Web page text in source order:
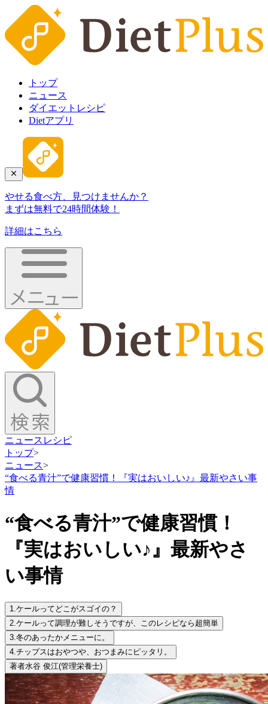
トップ
ニュース
ダイエットレシピ
Dietアプリ
やせる食べ方、見つけませんか？
まずは無料で24時間体験！
詳細はこちら
ニュース レシピ
トップ>
ニュース>
“食べる青汁”で健康習慣！『実はおいしい♪』最新やさい事
情
“食べる青汁”で健康習慣！
『実はおいしい♪』最新やさ
い事情
1.ケールってどこがスゴイの？
2.ケールって調理が難しそうですが、このレシピなら超簡単
3.冬のあったかメニューに。
4.チップスはおやつや、おつまみにピッタリ。
著者水谷 俊江(管理栄養士)